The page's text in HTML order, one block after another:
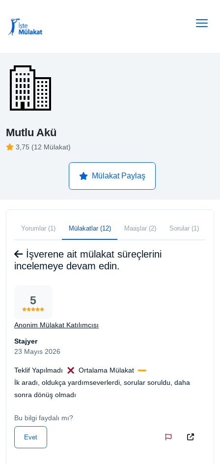
Mutlu Akü
3,75 (12 Mülakat)
Mülakat Paylaş
Yorumlar (1) Mülakatlar (12) Maaşlar (2) Sorular (1)
İşverene ait mülakat süreçlerini
incelemeye devam edin.
5
Anonim Mülakat Katılımcısı
Stajyer
23 Mayıs 2026
Teklif Yapılmadı
Ortalama Mülakat
İk aradı, oldukça yardımseverlerdi, sorular soruldu, daha
sonra dönüş olmadı
Bu bilgi faydalı mı?
Evet